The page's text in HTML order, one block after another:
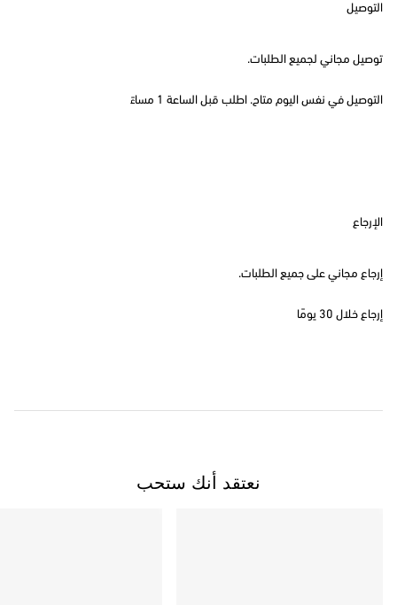
التوصيل
توصيل مجاني لجميع الطلبات.
التوصيل في نفس اليوم متاح. اطلب قبل الساعة 1 مساءً
الإرجاع
إرجاع مجاني على جميع الطلبات.
إرجاع خلال 30 يومًا
نعتقد أنك ستحب